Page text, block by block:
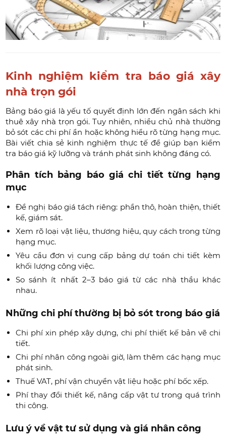
Kinh nghiệm kiểm tra báo giá xây
nhà trọn gói
Bảng báo giá là yếu tố quyết định lớn đến ngân sách khi
thuê xây nhà trọn gói. Tuy nhiên, nhiều chủ nhà thường
bỏ sót các chi phí ẩn hoặc không hiểu rõ từng hạng mục.
Bài viết chia sẻ kinh nghiệm thực tế để giúp bạn kiểm
tra báo giá kỹ lưỡng và tránh phát sinh không đáng có.
Phân tích bảng báo giá chi tiết từng hạng
mục
Đề nghị báo giá tách riêng: phần thô, hoàn thiện, thiết
kế, giám sát.
Xem rõ loại vật liệu, thương hiệu, quy cách trong từng
hạng mục.
Yêu cầu đơn vị cung cấp bảng dự toán chi tiết kèm
khối lượng công việc.
So sánh ít nhất 2–3 báo giá từ các nhà thầu khác
nhau.
Những chi phí thường bị bỏ sót trong báo giá
Chi phí xin phép xây dựng, chi phí thiết kế bản vẽ chi
tiết.
Chi phí nhân công ngoài giờ, làm thêm các hạng mục
phát sinh.
Thuế VAT, phí vận chuyển vật liệu hoặc phí bốc xếp.
Phí thay đổi thiết kế, nâng cấp vật tư trong quá trình
thi công.
Lưu ý về vật tư sử dụng và giá nhân công